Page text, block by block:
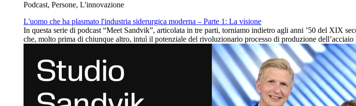
Podcast, Persone, L'innovazione
L'uomo che ha plasmato l'industria siderurgica moderna – Parte 1: La visione
In questa serie di podcast “Meet Sandvik”, articolata in tre parti, torniamo indietro agli anni ’50 del XIX
che, molto prima di chiunque altro, intuì il potenziale del rivoluzionario processo di produzione dell’acciaio